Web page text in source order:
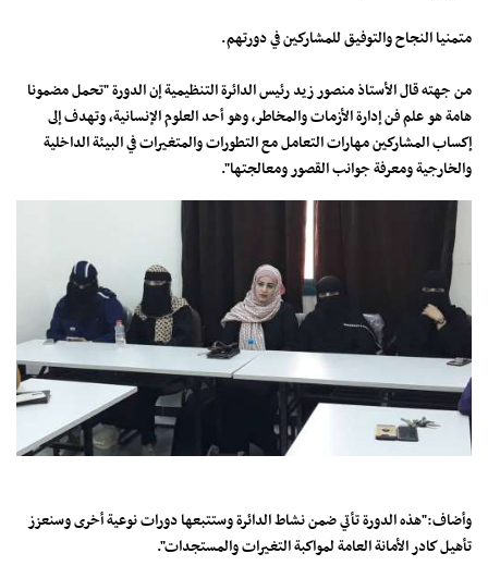
متمنيا النجاح والتوفيق للمشاركين في دورتهم.
من جهته قال الأستاذ منصور زيد رئيس الدائرة التنظيمية إن الدورة "تحمل مضمونا
هامة هو علم فن إدارة الأزمات والمخاطر، وهو أحد العلوم الإنسانية، وتهدف إلى
إكساب المشاركين مهارات التعامل مع التطورات والمتغيرات في البيئة الداخلية
والخارجية ومعرفة جوانب القصور ومعالجتها".
وأضاف:"هذه الدورة تأتي ضمن نشاط الدائرة وستتبعها دورات نوعية أخرى وسنعزز
تأهيل كادر الأمانة العامة لمواكبة التغيرات والمستجدات".